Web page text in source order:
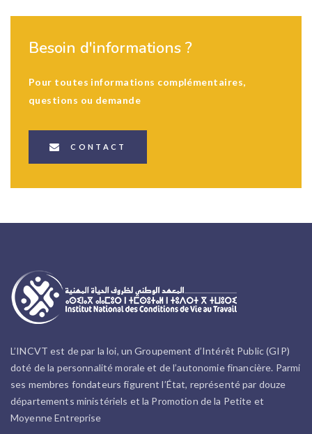
Besoin d'informations ?
Pour toutes informations complémentaires,
questions ou demande
CONTACT
L’INCVT est de par la loi, un Groupement d’Intérêt Public (GIP)
doté de la personnalité morale et de l’autonomie financière. Parmi
ses membres fondateurs figurent l’État, représenté par douze
départements ministériels et la Promotion de la Petite et
Moyenne Entreprise